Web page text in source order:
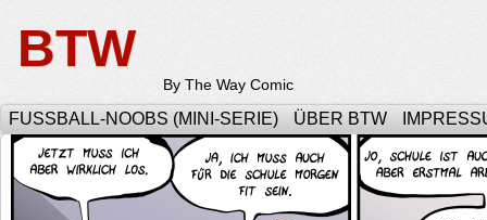
BTW
By The Way Comic
FUSSBALL-NOOBS (MINI-SERIE) ÜBER BTW